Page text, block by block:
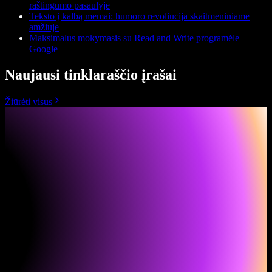
raštingumo pasaulyje
Teksto į kalbą memai: humoro revoliucija skaitmeniniame
amžiuje
Maksimalus mokymasis su Read and Write programėle
Google
Naujausi tinklaraščio įrašai
Žiūrėti visus